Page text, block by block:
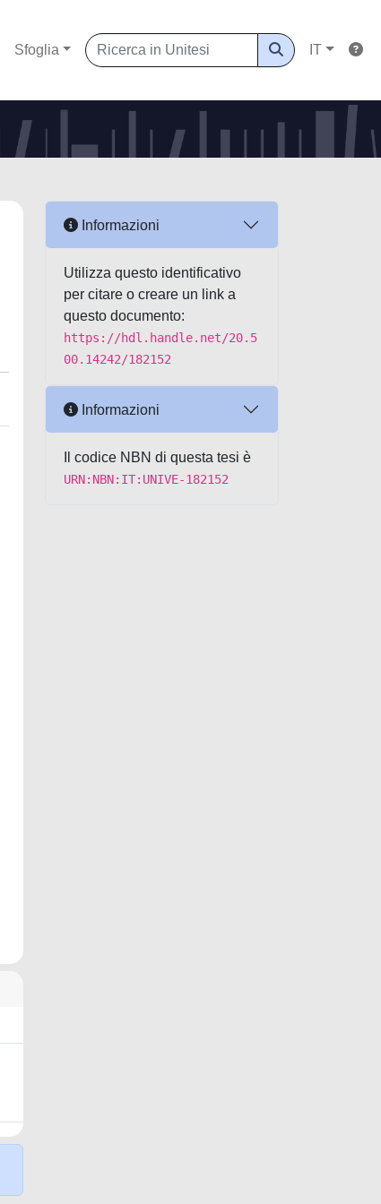
Sfoglia IT
Informazioni
Utilizza questo identificativo
per citare o creare un link a
questo documento:
https://hdl.handle.net/20.5
00.14242/182152
Informazioni
Il codice NBN di questa tesi è
URN:NBN:IT:UNIVE-182152